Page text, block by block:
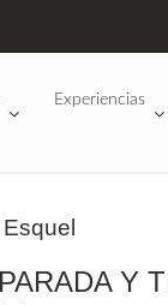
Experiencias
Esquel
Y